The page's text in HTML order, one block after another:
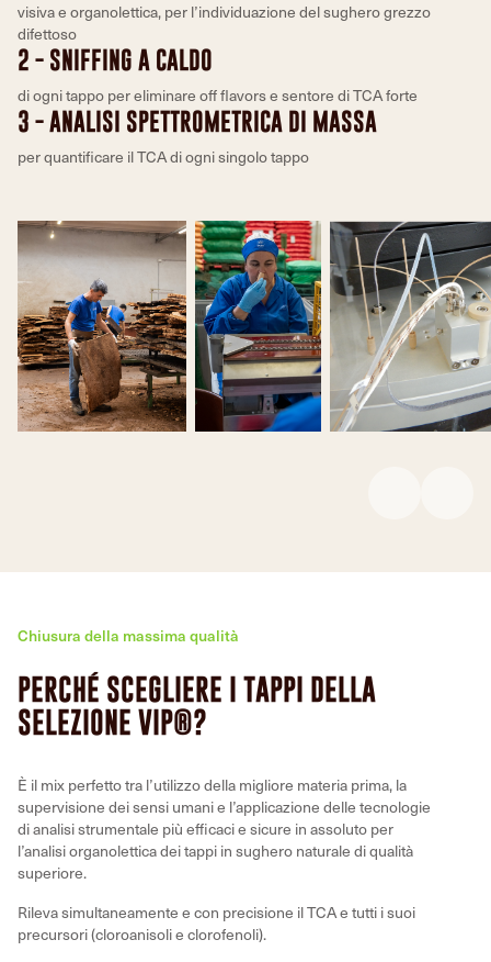
visiva e organolettica, per l’individuazione del sughero grezzo
difettoso
2 - SNIFFING A CALDO
di ogni tappo per eliminare off flavors e sentore di TCA forte
3 - ANALISI SPETTROMETRICA DI MASSA
per quantificare il TCA di ogni singolo tappo
Chiusura della massima qualità
PERCHÉ SCEGLIERE I TAPPI DELLA
SELEZIONE VIP®?
È il mix perfetto tra l’utilizzo della migliore materia prima, la
supervisione dei sensi umani e l’applicazione delle tecnologie
di analisi strumentale più efficaci e sicure in assoluto per
l’analisi organolettica dei tappi in sughero naturale di qualità
superiore.
Rileva simultaneamente e con precisione il TCA e tutti i suoi
precursori (cloroanisoli e clorofenoli).